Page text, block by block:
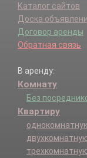
Каталог сайтов
Доска
Договор аренды
Обратная связь
В аренду:
Комнату
Без
Квартиру